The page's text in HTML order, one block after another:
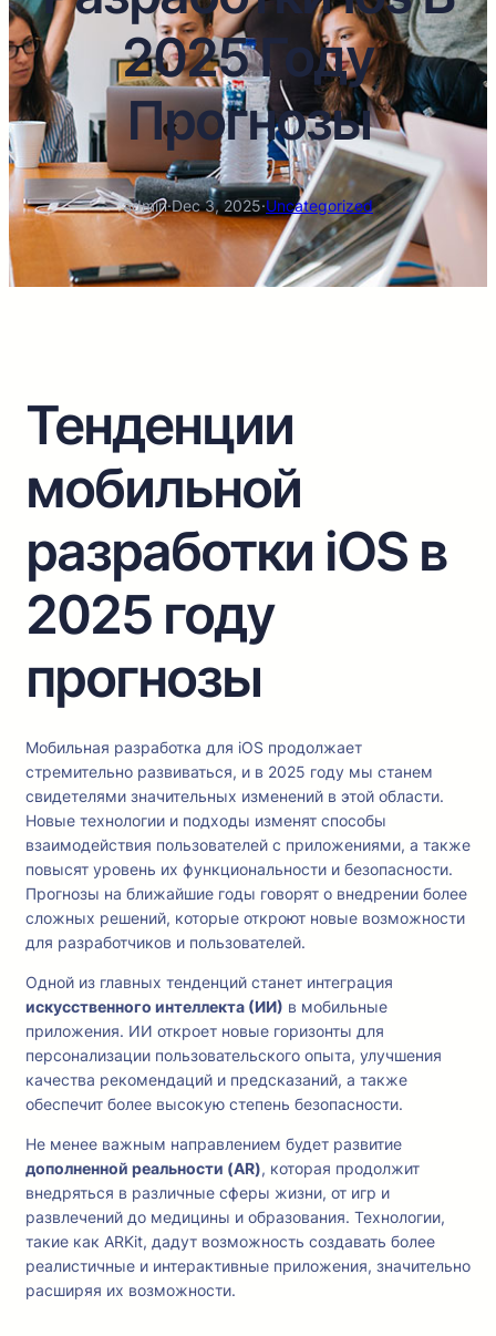
2025 Году
Прогнозы
admin·Dec 3, 2025·Uncategorized
Тенденции
мобильной
разработки iOS в
2025 году
прогнозы
Мобильная разработка для iOS продолжает
стремительно развиваться, и в 2025 году мы станем
свидетелями значительных изменений в этой области.
Новые технологии и подходы изменят способы
взаимодействия пользователей с приложениями, а также
повысят уровень их функциональности и безопасности.
Прогнозы на ближайшие годы говорят о внедрении более
сложных решений, которые откроют новые возможности
для разработчиков и пользователей.
Одной из главных тенденций станет интеграция
искусственного интеллекта (ИИ) в мобильные
приложения. ИИ откроет новые горизонты для
персонализации пользовательского опыта, улучшения
качества рекомендаций и предсказаний, а также
обеспечит более высокую степень безопасности.
Не менее важным направлением будет развитие
дополненной реальности (AR), которая продолжит
внедряться в различные сферы жизни, от игр и
развлечений до медицины и образования. Технологии,
такие как ARKit, дадут возможность создавать более
реалистичные и интерактивные приложения, значительно
расширяя их возможности.